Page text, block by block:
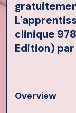
clinique
Edition)
Overview